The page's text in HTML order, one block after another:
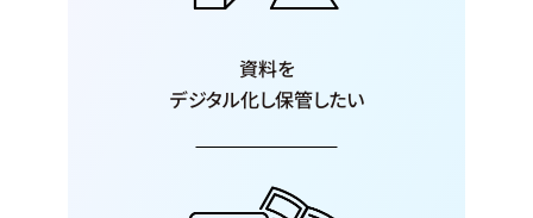
資料を
デジタル化し保管したい